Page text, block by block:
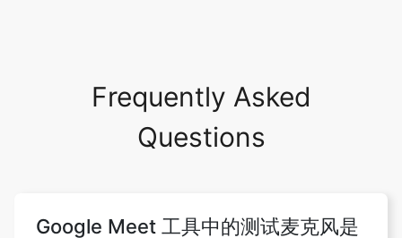
Frequently Asked
Questions
Google Meet 工具中的测试麦克风是